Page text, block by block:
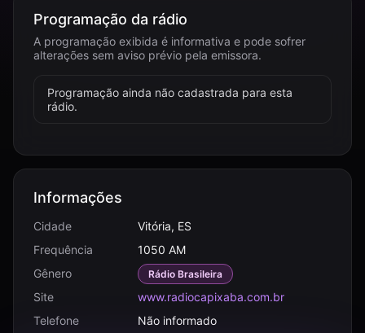
Programação da rádio
A programação exibida é informativa e pode sofrer
alterações sem aviso prévio pela emissora.
Programação ainda não cadastrada para esta
rádio.
Informações
Cidade
Vitória, ES
Frequência
1050 AM
Gênero
Rádio Brasileira
Site
www.radiocapixaba.com.br
Telefone
Não informado